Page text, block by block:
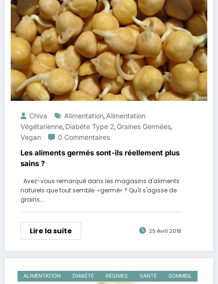
Chiva Alimentation, Alimentation
Végétarienne, Diabète Type 2, Graines Germées,
Vegan
0 Commentaires
Les aliments germés sont-ils réellement plus
sains ?
Avez-vous remarqué dans les magasins d'aliments
naturels que tout semble «germé» ? Qu'il s'agisse de
grains…
Lire la suite 25 Avril 2018
ALIMENTATION DIABÈTE RÉGIMES SANTÉ SOMMEIL